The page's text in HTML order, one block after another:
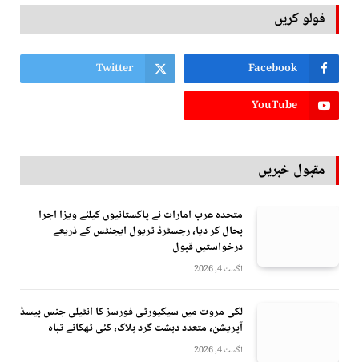
فولو کریں
Facebook
Twitter
YouTube
مقبول خبریں
متحدہ عرب امارات نے پاکستانیوں کیلئے ویزا اجرا
بحال کر دیا، رجسٹرڈ ٹریول ایجنٹس کے ذریعے
درخواستیں قبول
اگست 4, 2026
لکی مروت میں سیکیورٹی فورسز کا انٹیلی جنس بیسڈ
آپریشن، متعدد دہشت گرد ہلاک، کئی ٹھکانے تباہ
اگست 4, 2026